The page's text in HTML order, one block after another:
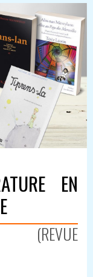
EN
(REVUE